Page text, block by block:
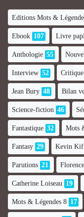
Editions Mots &
Ebook 107 Livre
Anthologie 55
Interview 52 Critique
Jean Bury 48 Bilan
Science-fiction 46
Fantastique 32 Mots
Fantasy 29 Kevin
Parutions 21
Catherine Loiseau 19
Mots & Légendes 8 17